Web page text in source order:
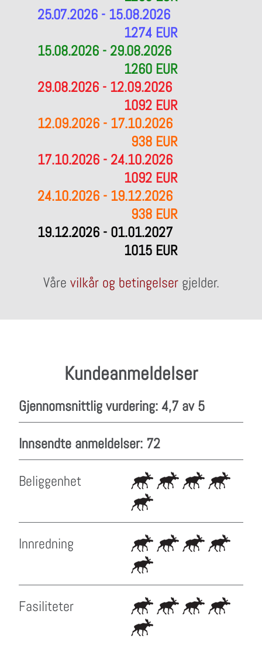
25.07.2026 - 15.08.2026
1274 EUR
15.08.2026 - 29.08.2026
1260 EUR
29.08.2026 - 12.09.2026
1092 EUR
12.09.2026 - 17.10.2026
938 EUR
17.10.2026 - 24.10.2026
1092 EUR
24.10.2026 - 19.12.2026
938 EUR
19.12.2026 - 01.01.2027
1015 EUR
Våre vilkår og betingelsergjelder.
Kundeanmeldelser
Gjennomsnittlig vurdering: 4,7 av 5
Innsendte anmeldelser: 72
Beliggenhet
Innredning
Fasiliteter